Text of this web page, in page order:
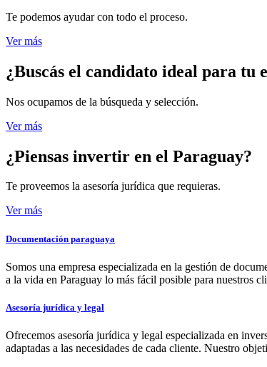
Te podemos ayudar con todo el proceso.
Ver más
¿Buscás el candidato ideal para tu
Nos ocupamos de la búsqueda y selección.
Ver más
¿Piensas invertir en el Paraguay?
Te proveemos la asesoría jurídica que requieras.
Ver más
Documentación paraguaya
Somos una empresa especializada en la gestión de
a la vida en Paraguay lo más fácil posible para nuestros
Asesoría jurídica y legal
Ofrecemos asesoría jurídica y legal especializada en
adaptadas a las necesidades de cada cliente. Nuestro